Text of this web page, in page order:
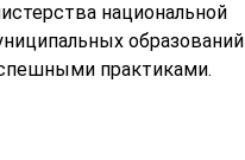
национальной
образований
практиками.